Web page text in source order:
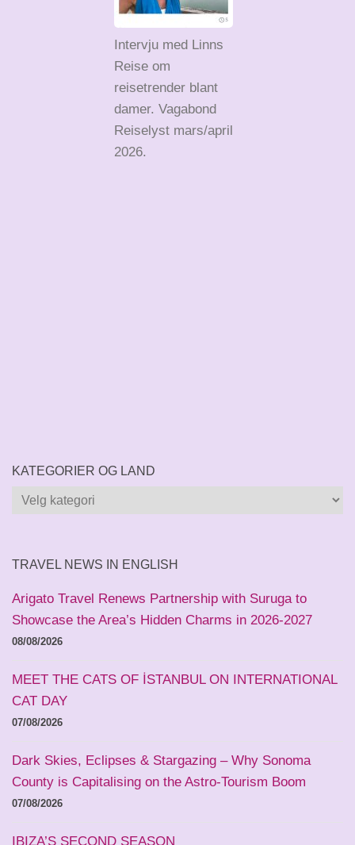
Intervju med Linns
Reise om
reisetrender blant
damer. Vagabond
Reiselyst mars/april
2026.
KATEGORIER OG LAND
Kategorier
TRAVEL NEWS IN ENGLISH
Arigato Travel Renews Partnership with Suruga to
Showcase the Area’s Hidden Charms in 2026-2027
08/08/2026
MEET THE CATS OF İSTANBUL ON INTERNATIONAL
CAT DAY
07/08/2026
Dark Skies, Eclipses & Stargazing – Why Sonoma
County is Capitalising on the Astro-Tourism Boom
07/08/2026
IBIZA’S SECOND SEASON